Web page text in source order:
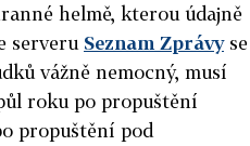
helmě, kterou údajně
serveru Seznam Zprávyse
vážně nemocný, musí
roku po propuštění
propuštění pod